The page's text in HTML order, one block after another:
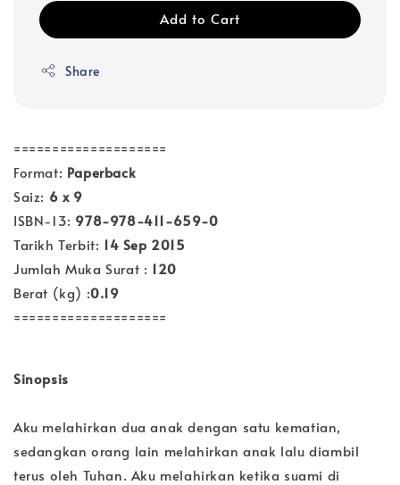
Add to Cart
Share
====================
Format: Paperback
Saiz: 6 x 9
ISBN-13: 978-978-411-659-0
Tarikh Terbit: 14 Sep 2015
Jumlah Muka Surat : 120
Berat (kg) :0.19
====================
Sinopsis
Aku melahirkan dua anak dengan satu kematian,
sedangkan orang lain melahirkan anak lalu diambil
terus oleh Tuhan. Aku melahirkan ketika suami di